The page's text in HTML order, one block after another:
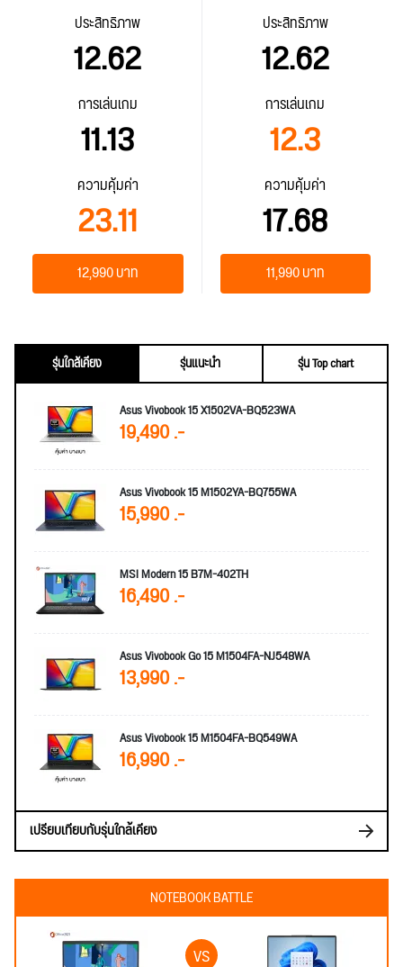
ประสิทธิภาพ
12.62
การเล่นเกม
11.13
ความคุ้มค่า
23.11
ประสิทธิภาพ
12.62
การเล่นเกม
12.3
ความคุ้มค่า
17.68
12,990 บาท 11,990 บาท
รุ่นใกล้เคียง รุ่นแนะนำ
รุ่น Top chart
Asus Vivobook 15 X1502VA-BQ523WA
19,490 .-
Asus Vivobook 15 M1502YA-BQ755WA
15,990 .-
MSI Modern 15 B7M-402TH
16,490 .-
Asus Vivobook Go 15 M1504FA-NJ548WA
13,990 .-
Asus Vivobook 15 M1504FA-BQ549WA
16,990 .-
เปรียบเทียบกับรุ่นใกล้เคียง
NOTEBOOK BATTLE